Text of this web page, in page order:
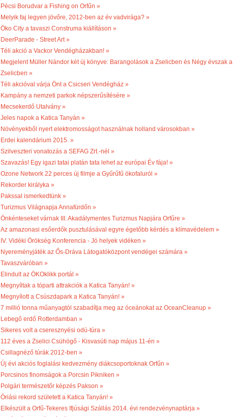
Pécsi Borudvar a Fishing on Orfűn »
Melyik faj legyen jövőre, 2012-ben az év vadvirága? »
Öko City a tavaszi Construma kiállításon »
DeerParade - Street Art »
Téli akció a Vackor Vendégházakban! »
Megjelent Müller Nándor két új könyve: Barangolások a Zselicben és Négy évszak a
Zselicben »
Téli akcióval várja Önt a Csicseri Vendégház »
Kampány a nemzeti parkok népszerűsítésére »
Mecsekerdő Utalvány »
Jeles napok a Katica Tanyán »
Növényekből nyert elektromosságot használnak holland városokban »
Erdei kalendárium 2015. »
Szilveszteri vonatozás a SEFAG Zrt.-nél »
Szavazás! Egy igazi tatai platán tata lehet az európai Év fája! »
Ozone Network 22 perces új filmje a Gyűrűfű ökofaluról »
Rekorder királyka »
Pakssal ismerkedtünk »
Turizmus Világnapja Annafürdőn »
Önkénteseket várnak III. Akadálymentes Turizmus Napjára Orfűre »
Az amazonasi esőerdők pusztulásával egyre égetőbb kérdés a klímavédelem »
IV. Vidéki Örökség Konferencia - Jó helyek vidéken »
Nyereményjáték az Ős-Dráva Látogatóközpont vendégei számára »
Tavaszváróban »
Elindult az ÖKOklikk portál »
Megnyíltak a tóparti attrakciók a Katica Tanyán! »
Megnyílott a Csúszdapark a Katica Tanyán! »
7 millió tonna műanyagtól szabadítja meg az óceánokat az OceanCleanup »
Lebegő erdő Rotterdamban »
Sikeres volt a cseresznyési odú-túra »
112 éves a Zselici Csühögő - Kisvasúti nap május 11-én »
Csillagnéző túrák 2012-ben »
Új évi akciós foglalási kedvezmény diákcsoportoknak Orfűn »
Porcsinos finomságok a Porcsin Pikniken »
Polgári természetőr képzés Pakson »
Óriási rekord született a Katica Tanyán! »
Elkészült a Orfű-Tekeres Ifjúsági Szállás 2014. évi rendezvénynaptárja »